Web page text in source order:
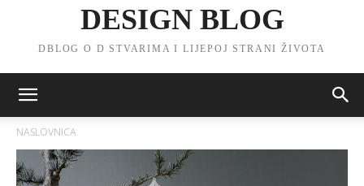
DESIGN BLOG
DBLOG O D STVARIMA I LIJEPOJ STRANI ŽIVOTA
NASLOVNICA